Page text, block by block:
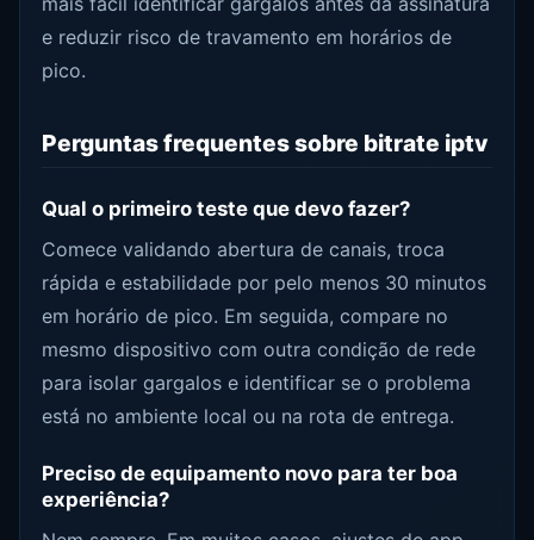
e reduzir risco de travamento em horários de
pico.
Perguntas frequentes sobre bitrate iptv
Qual o primeiro teste que devo fazer?
Comece validando abertura de canais, troca
rápida e estabilidade por pelo menos 30 minutos
em horário de pico. Em seguida, compare no
mesmo dispositivo com outra condição de rede
para isolar gargalos e identificar se o problema
está no ambiente local ou na rota de entrega.
Preciso de equipamento novo para ter boa
experiência?